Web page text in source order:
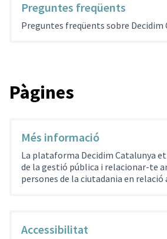
Preguntes freqüents
Preguntes freqüents sobre Decidim
Pàgines
Més informació
La plataforma Decidim Catalunya
de la gestió pública i relacionar-te
persones de la ciutadania en relació
Accessibilitat